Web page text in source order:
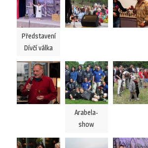
Představení
Dívčí válka
Arabela-
show